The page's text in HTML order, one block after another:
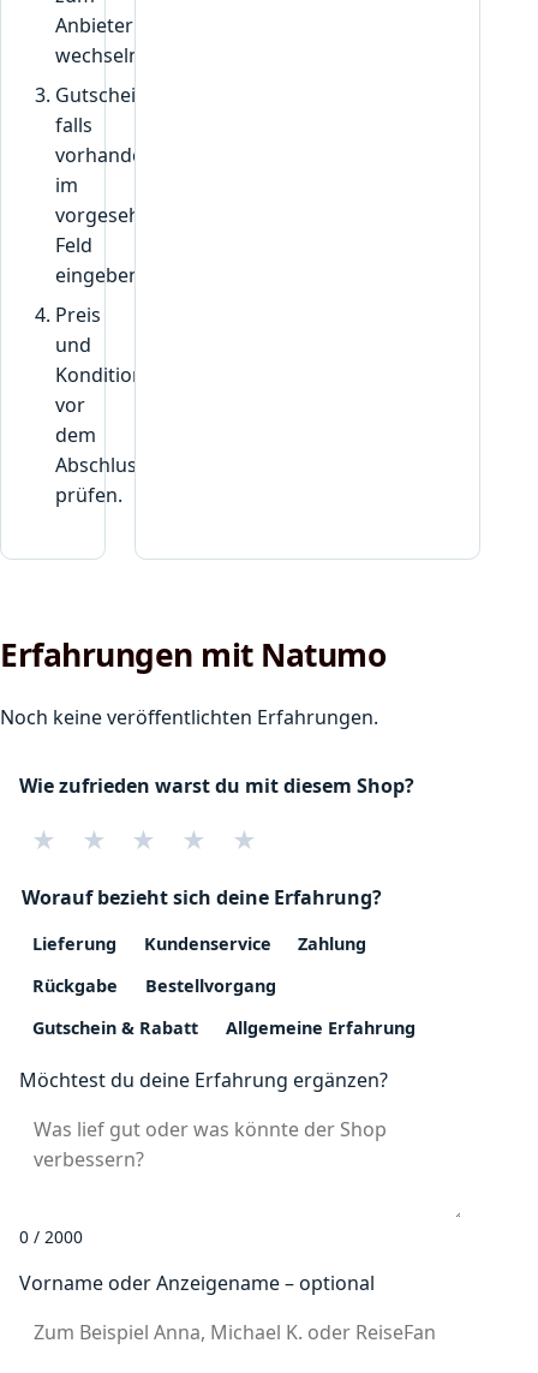
Anbieter
wechseln.
Gutscheincode,
falls
vorhanden,
im
vorgesehenen
Feld
eingeben.
Preis
und
Konditionen
vor
dem
Abschluss
prüfen.
Erfahrungen mit Natumo
Noch keine veröffentlichten Erfahrungen.
Wie zufrieden warst du mit diesem Shop?
★ ★ ★ ★ ★
Worauf bezieht sich deine Erfahrung?
Lieferung Kundenservice
Zahlung
Rückgabe
Bestellvorgang
Gutschein & Rabatt
Allgemeine Erfahrung
Möchtest du deine Erfahrung ergänzen?
0 / 2000
Vorname oder Anzeigename – optional